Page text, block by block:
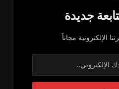
جديدة
الإلكترونية مجاناً